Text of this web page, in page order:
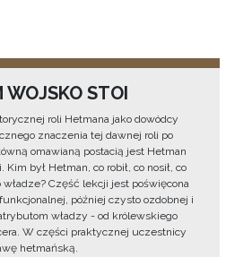
WOJSKO STOI
roli Hetmana jako dowódcy
znaczenia tej dawnej roli po
omawianą postacią jest Hetman
Kim był Hetman, co robił, co nosił, co
władze? Część lekcji jest poświęcona
później czysto ozdobnej i
władzy - od królewskiego
W części praktycznej uczestnicy
hetmańską.